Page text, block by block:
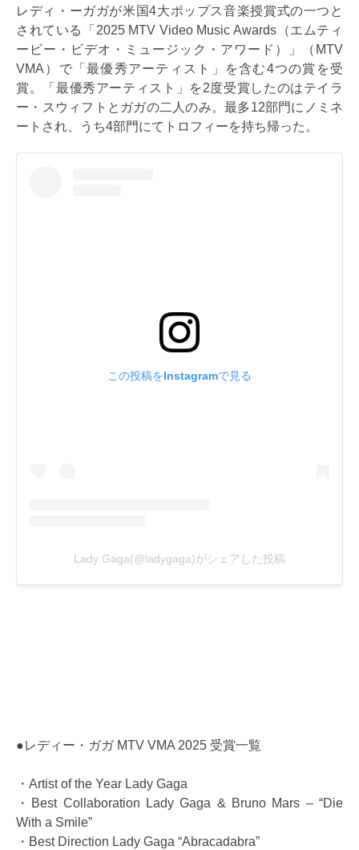
レディ・ーガガが米国4大ポップス音楽授賞式の一つと
されている「2025 MTV Video Music Awards（エムティ
ービー・ビデオ・ミュージック・アワード）」（MTV
VMA）で「最優秀アーティスト」を含む4つの賞を受
賞。「最優秀アーティスト」を2度受賞したのはテイラ
ー・スウィフトとガガの二人のみ。最多12部門にノミネ
ートされ、うち4部門にてトロフィーを持ち帰った。
●レディー・ガガ MTV VMA 2025 受賞一覧
・Artist of the Year Lady Gaga
・Best Collaboration Lady Gaga & Bruno Mars – “Die
With a Smile”
・Best Direction Lady Gaga “Abracadabra”